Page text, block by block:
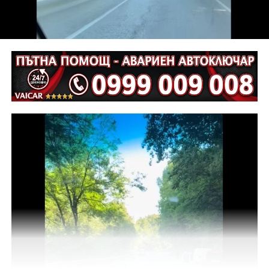
инициативи български града могат да вървят
заедно“, коментира тя.
„Това не е партньорство, което ще разпределя
ресурси. То ще предостави възможност на
Централна България да демонстрира своя
потенциал и да превърне културата в двигател за
развитие, привличане на хора и инвестиции“,